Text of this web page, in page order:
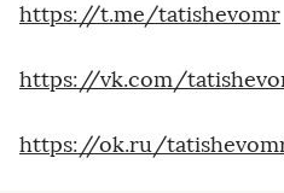
https://t.me/tatishevomr
https://vk.com/
https://ok.ru/